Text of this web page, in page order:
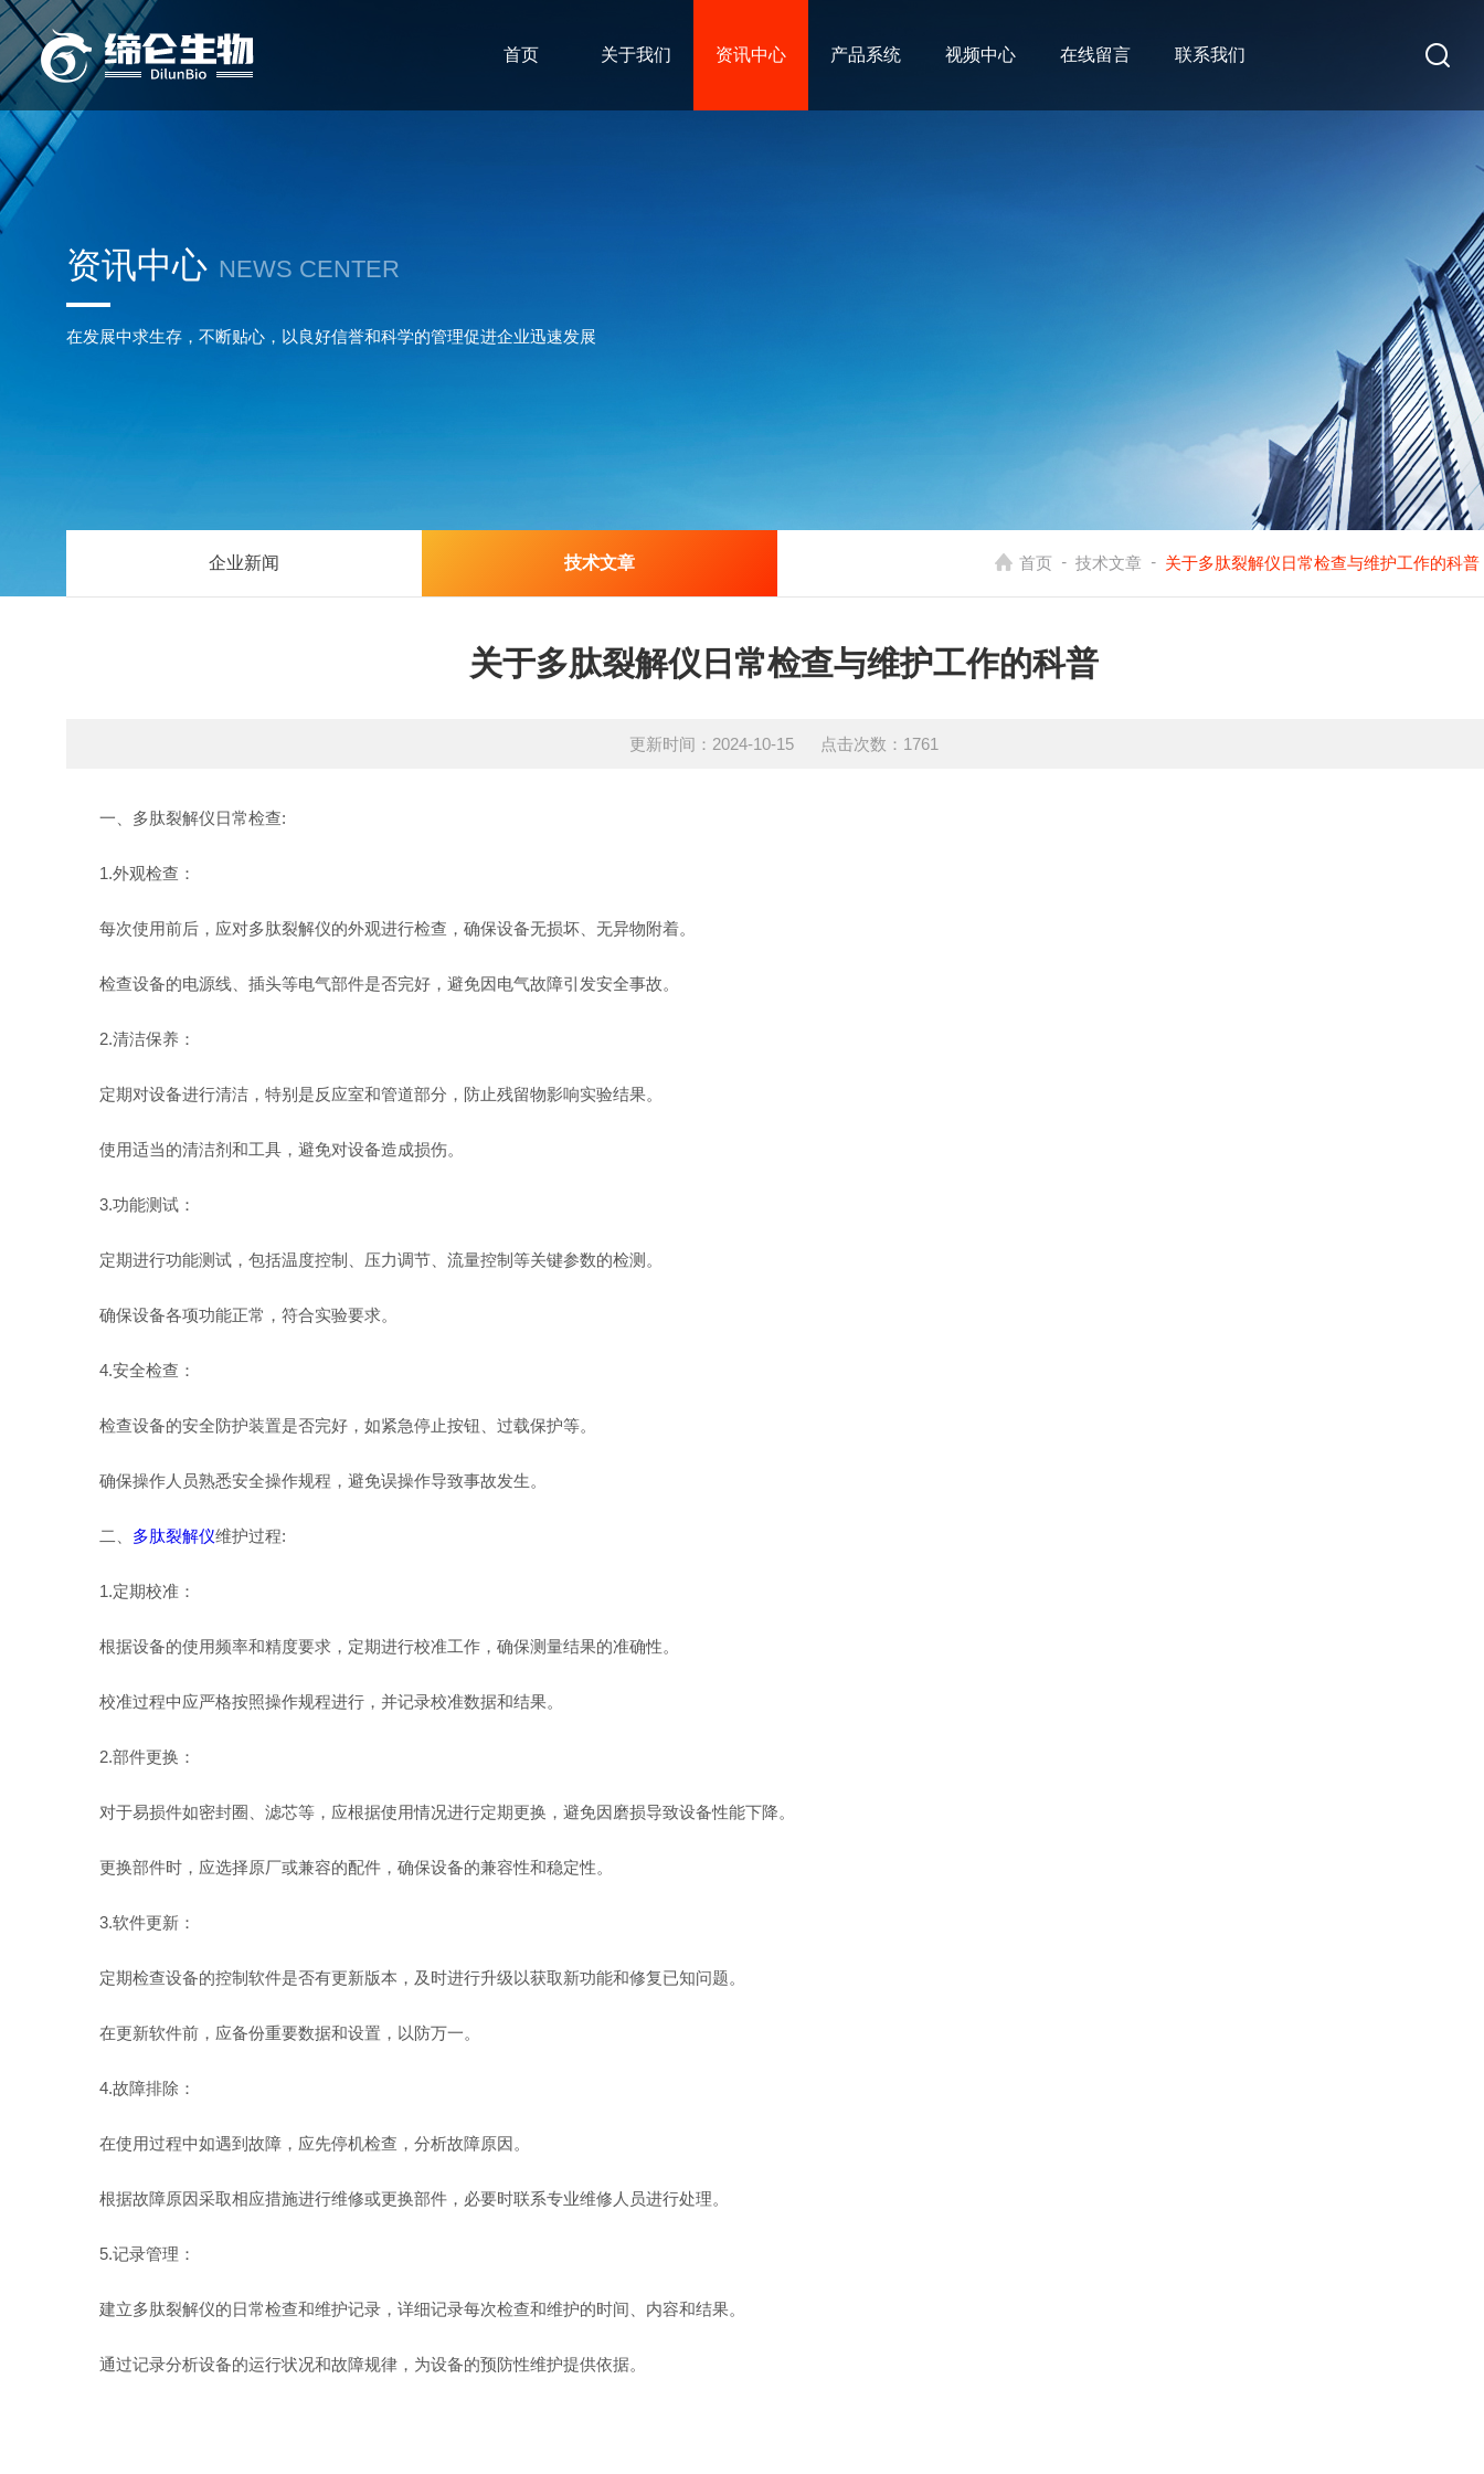
首页 关于我们 资讯中心 产品系统 视频中心 在线留言 联系我们
资讯中心 NEWS CENTER
在发展中求生存，不断贴心，以良好信誉和科学的管理促进企业迅速发展
企业新闻 技术文章 首页 - 技术文章 - 关于多肽裂解仪日常检查与维护工作的科普
关于多肽裂解仪日常检查与维护工作的科普
更新时间：2024-10-15 点击次数：1761
一、多肽裂解仪日常检查:
1.外观检查：
每次使用前后，应对多肽裂解仪的外观进行检查，确保设备无损坏、无异物附着。
检查设备的电源线、插头等电气部件是否完好，避免因电气故障引发安全事故。
2.清洁保养：
定期对设备进行清洁，特别是反应室和管道部分，防止残留物影响实验结果。
使用适当的清洁剂和工具，避免对设备造成损伤。
3.功能测试：
定期进行功能测试，包括温度控制、压力调节、流量控制等关键参数的检测。
确保设备各项功能正常，符合实验要求。
4.安全检查：
检查设备的安全防护装置是否完好，如紧急停止按钮、过载保护等。
确保操作人员熟悉安全操作规程，避免误操作导致事故发生。
二、 多肽裂解仪维护过程:
1.定期校准：
根据设备的使用频率和精度要求，定期进行校准工作，确保测量结果的准确性。
校准过程中应严格按照操作规程进行，并记录校准数据和结果。
2.部件更换：
对于易损件如密封圈、滤芯等，应根据使用情况进行定期更换，避免因磨损导致设备性能下降。
更换部件时，应选择原厂或兼容的配件，确保设备的兼容性和稳定性。
3.软件更新：
定期检查设备的控制软件是否有更新版本，及时进行升级以获取新功能和修复已知问题。
在更新软件前，应备份重要数据和设置，以防万一。
4.故障排除：
在使用过程中如遇到故障，应先停机检查，分析故障原因。
根据故障原因采取相应措施进行维修或更换部件，必要时联系专业维修人员进行处理。
5.记录管理：
建立多肽裂解仪的日常检查和维护记录，详细记录每次检查和维护的时间、内容和结果。
通过记录分析设备的运行状况和故障规律，为设备的预防性维护提供依据。